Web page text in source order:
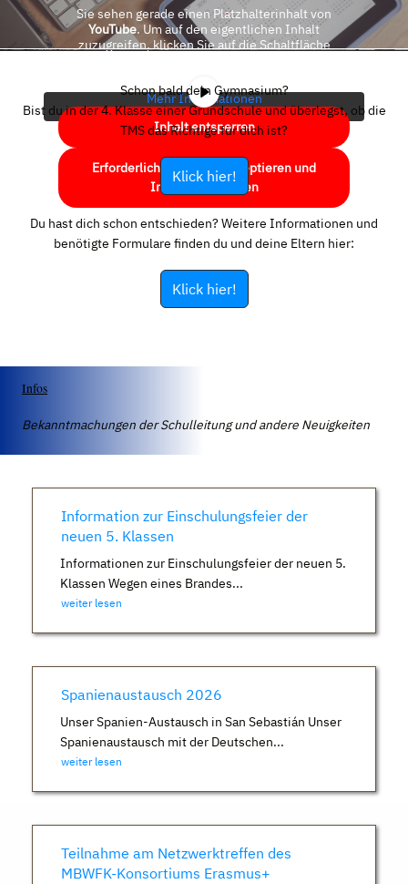
Sie sehen gerade einen Platzhalterinhalt von
YouTube. Um auf den eigentlichen Inhalt
zuzugreifen, klicken Sie auf die Schaltfläche
Mehr Informationen
Inhalt entsperren
Erforderlichen Service akzeptieren und
Inhalte entsperren
Schon bald dein Gymnasium?
Bist du in der 4. Klasse einer Grundschule und überlegst, ob die
TMS das Richtige für dich ist?
Klick hier!
Du hast dich schon entschieden? Weitere Informationen und
benötigte Formulare finden du und deine Eltern hier:
Klick hier!
Infos
Bekanntmachungen der Schulleitung und andere Neuigkeiten
Information zur Einschulungsfeier der
neuen 5. Klassen
Informationen zur Einschulungsfeier der neuen 5.
Klassen Wegen eines Brandes...
weiter lesen
Spanienaustausch 2026
Unser Spanien-Austausch in San Sebastián Unser
Spanienaustausch mit der Deutschen...
weiter lesen
Teilnahme am Netzwerktreffen des
MBWFK-Konsortiums Erasmus+